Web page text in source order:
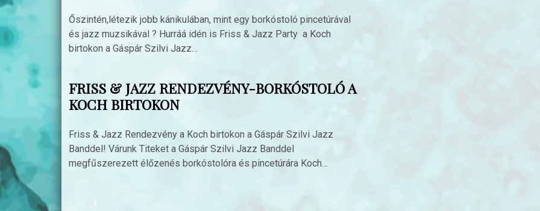
Őszintén,létezik jobb kánikulában, mint egy borkóstoló pincetúrával
és jazz muzsikával ? Hurráá idén is Friss & Jazz Party a Koch
birtokon a Gáspár Szilvi Jazz…
FRISS & JAZZ RENDEZVÉNY-BORKÓSTOLÓ A
KOCH BIRTOKON
Friss & Jazz Rendezvény a Koch birtokon a Gáspár Szilvi Jazz
Banddel! Várunk Titeket a Gáspár Szilvi Jazz Banddel
megfűszerezett élőzenés borkóstolóra és pincetúrára Koch…